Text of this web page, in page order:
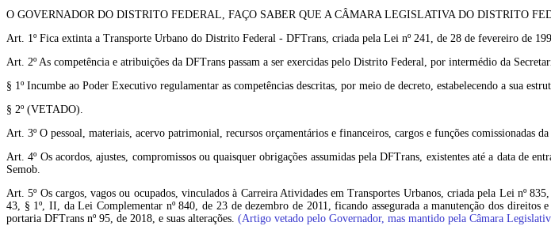
O GOVERNADOR DO DISTRITO FEDERAL, FAÇO SABER QUE A CÂMARA LEGISLATIVA DO DISTRITO
Art. 1º Fica extinta a Transporte Urbano do Distrito Federal - DFTrans, criada pela Lei nº 241, de 28 de fevereiro de
Art. 2º As competência e atribuições da DFTrans passam a ser exercidas pelo Distrito Federal, por intermédio da
§ 1º Incumbe ao Poder Executivo regulamentar as competências descritas, por meio de decreto, estabelecendo a sua
§ 2º (VETADO).
Art. 3º O pessoal, materiais, acervo patrimonial, recursos orçamentários e financeiros, cargos e funções comissionadas
Art. 4º Os acordos, ajustes, compromissos ou quaisquer obrigações assumidas pela DFTrans, existentes até a data
Semob.
Art. 5º Os cargos, vagos ou ocupados, vinculados à Carreira Atividades em Transportes Urbanos, criada pela Lei nº
43, § 1º, II, da Lei Complementar nº 840, de 23 de dezembro de 2011, ficando assegurada a manutenção dos
portaria DFTrans nº 95, de 2018, e suas alterações. (Artigo vetado pelo Governador, mas mantido pela Câmara